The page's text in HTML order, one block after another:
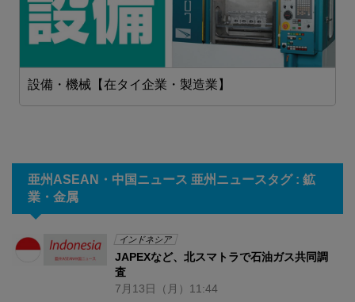
設備・機械【在タイ企業・製造業】
亜州ASEAN・中国ニュース 亜州ニュースタグ : 鉱
業・金属
インドネシア
JAPEXなど、北スマトラで石油ガス共同調
査
7月13日 （月） 11:44